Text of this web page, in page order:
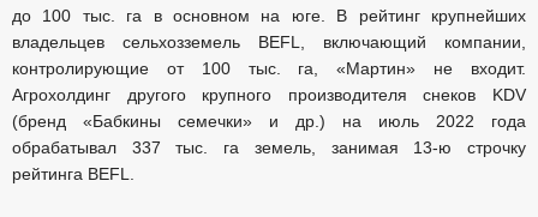
до 100 тыс. га в основном на юге. В рейтинг крупнейших
владельцев сельхозземель BEFL, включающий компании,
контролирующие от 100 тыс. га, «Мартин» не входит.
Агрохолдинг другого крупного производителя снеков KDV
(бренд «Бабкины семечки» и др.) на июль 2022 года
обрабатывал 337 тыс. га земель, занимая 13-ю строчку
рейтинга BEFL.